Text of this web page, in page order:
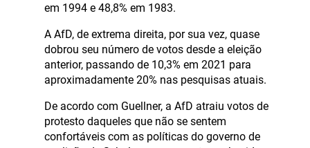
em 1994 e 48,8% em 1983.
A AfD, de extrema direita, por sua vez, quase
dobrou seu número de votos desde a eleição
anterior, passando de 10,3% em 2021 para
aproximadamente 20% nas pesquisas atuais.
De acordo com Guellner, a AfD atraiu votos de
protesto daqueles que não se sentem
confortáveis com as políticas do governo de